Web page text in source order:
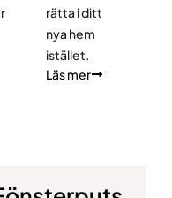
rätta i ditt
nya hem
istället.
Läs mer